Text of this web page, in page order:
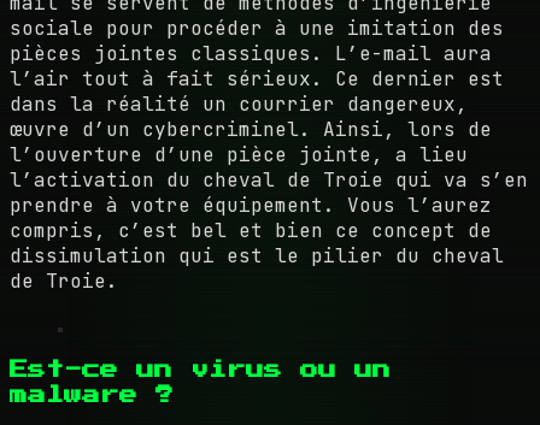
sociale pour procéder à une imitation des
pièces jointes classiques. L’e-mail aura
l’air tout à fait sérieux. Ce dernier est
dans la réalité un courrier dangereux,
œuvre d’un cybercriminel. Ainsi, lors de
l’ouverture d’une pièce jointe, a lieu
l’activation du cheval de Troie qui va s’en
prendre à votre équipement. Vous l’aurez
compris, c’est bel et bien ce concept de
dissimulation qui est le pilier du cheval
de Troie.
Est-ce un virus ou un
malware ?